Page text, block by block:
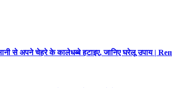
से अपने चेहरे के कालेधब्बे हटाइए, जानिए घरेलू उपाय |